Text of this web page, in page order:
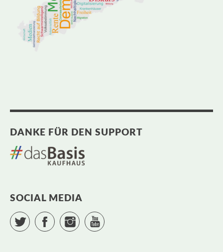
DANKE FÜR DEN SUPPORT
SOCIAL MEDIA
Twitter Facebook Instagram